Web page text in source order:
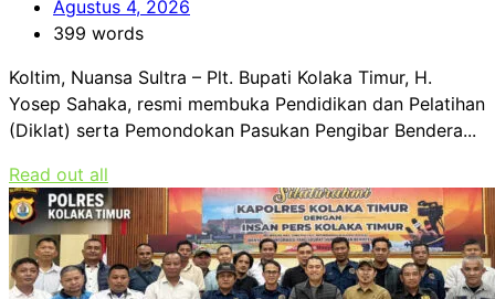
Agustus 4, 2026
399 words
Koltim, Nuansa Sultra – Plt. Bupati Kolaka Timur, H.
Yosep Sahaka, resmi membuka Pendidikan dan Pelatihan
(Diklat) serta Pemondokan Pasukan Pengibar Bendera...
Read out all